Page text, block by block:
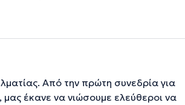
Από την πρώτη συνεδρία για
μας έκανε να νιώσουμε ελεύθεροι να